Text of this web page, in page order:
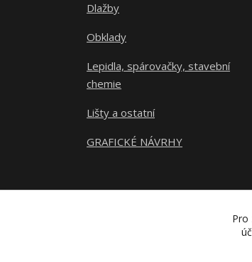
Dlažby
Obklady
Lepidla, spárovačky, stavební
chemie
Lišty a ostatní
GRAFICKÉ NÁVRHY
Pro